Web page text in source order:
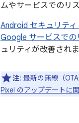
ムやサービスでのリ
Android セキュリテ
Google サービスでの
ュリティが改善されま
注: 最新の無線（
Pixel のアップデートに